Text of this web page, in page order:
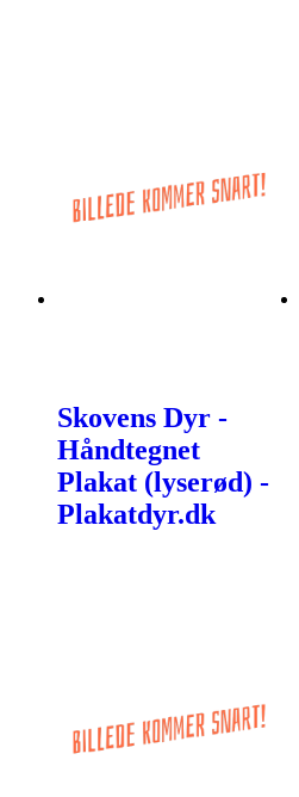
Skovens Dyr -
Håndtegnet
Plakat (lyserød) -
Plakatdyr.dk